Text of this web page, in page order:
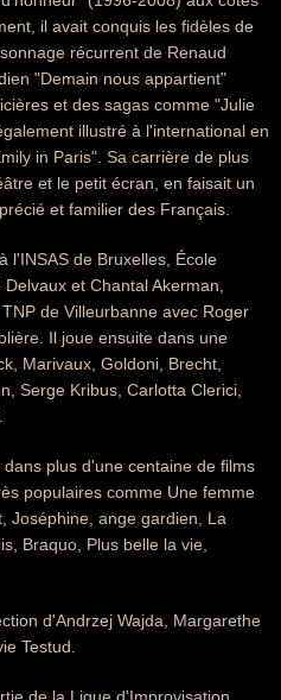
il avait conquis les fidèles de
récurrent de Renaud
"Demain nous appartient"
et des sagas comme "Julie
illustré à l'international en
in Paris". Sa carrière de plus
et le petit écran, en faisait un
et familier des Français.
l'INSAS de Bruxelles, École
et Chantal Akerman,
de Villeurbanne avec Roger
Il joue ensuite dans une
Marivaux, Goldoni, Brecht,
Serge Kribus, Carlotta Clerici,
plus d'une centaine de films
populaires comme Une femme
Joséphine, ange gardien, La
Braquo, Plus belle la vie,
d'Andrzej Wajda, Margarethe
Testud.